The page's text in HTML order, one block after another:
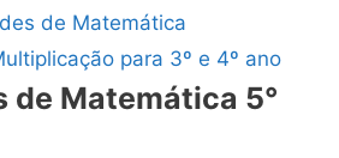
de Matemática
para 3º e 4º ano
de Matemática 5°